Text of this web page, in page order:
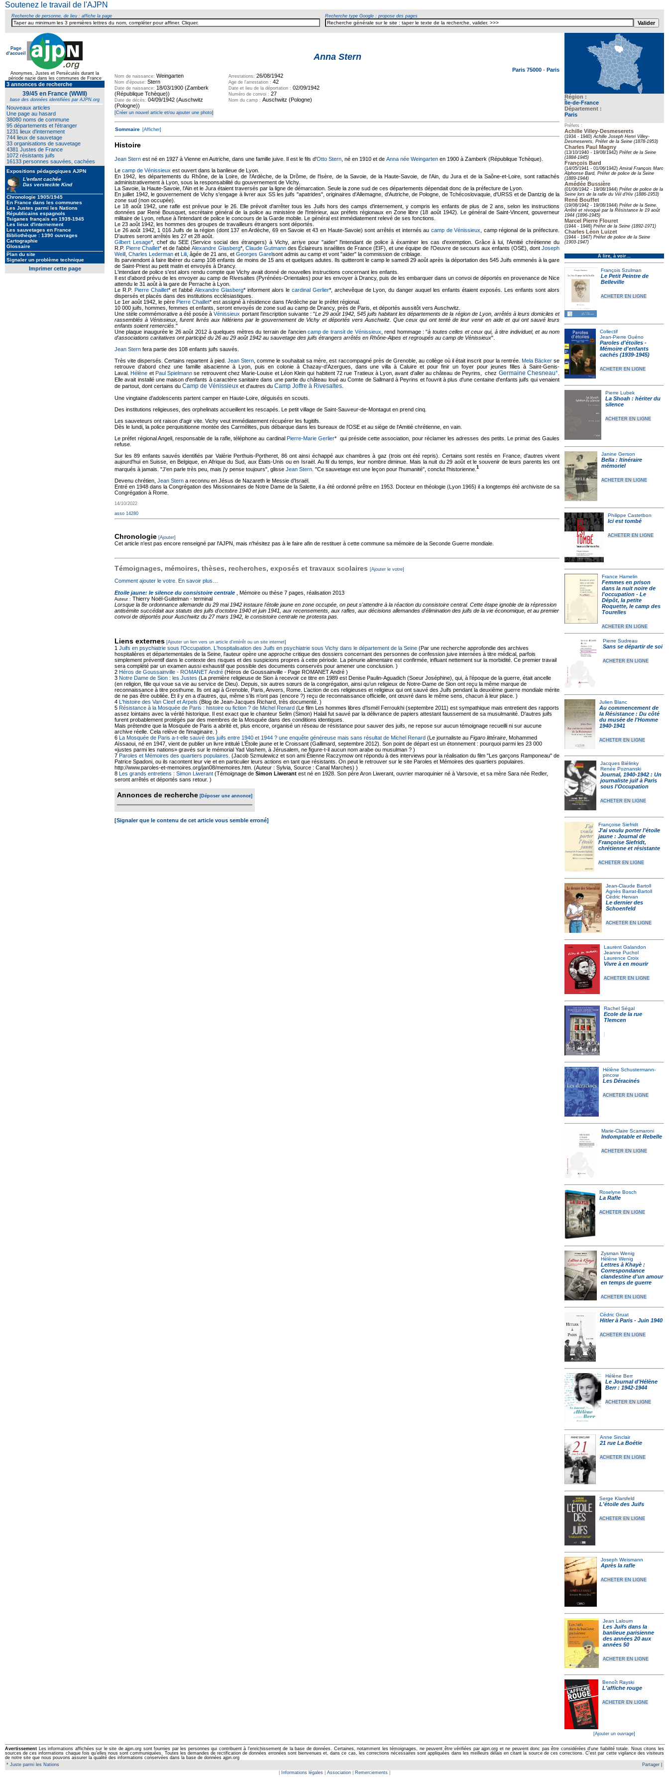
Soutenez le travail de l'AJPN
Recherche de personne, de lieu : affiche la page Recherche type Google : propose des pages
Page
d'accueil
Anonymes, Justes et Persécutés durant la
période nazie dans les communes de France
3 annonces de recherche
39/45 en France (WWII)
base des données identifiées par AJPN.org
Nouveaux articles
Une page au hasard
38080 noms de commune
95 départements et l'étranger
1231 lieux d'internement
744 lieux de sauvetage
33 organisations de sauvetage
4381 Justes de France
1072 résistants juifs
16133 personnes sauvées, cachées
Expositions pédagogiques AJPN
L'enfant cachée
Das versteckte Kind
Chronologie 1905/1945
En France dans les communes
Les Justes parmi les Nations
Républicains espagnols
Tsiganes français en 1939-1945
Les lieux d'internement
Les sauvetages en France
Bibliothèque : 1390 ouvrages
Cartographie
Glossaire
Plan du site
Signaler un problème technique
Imprimer cette page
Région :
Île-de-France
Département :
Paris
Préfets :
Achille Villey-Desmeserets
(1934 - 1940)Achille Joseph Henri Villey-
Desmeserets, Préfet de la Seine (1878-1953)
Charles Paul Magny
(13/10/1940 - 19/08/1942) Préfet de la Seine
(1884-1945)
François Bard
(14/05/1941 - 01/06/1942)Amiral François Marc
Alphonse Bard, Préfet de police de la Seine
(1889-1944)
Amédée Bussière
(01/06/1942 - 19/08/1944) Préfet de police de la
Seine lors de la rafle du Vél d’Hiv (1886-1953)
René Bouffet
(19/08/1942 - 19/08/1944) Préfet de la Seine.
Arrêté et révoqué par la Résistance le 19 août
1944 (1896-1945)
Marcel Pierre Flouret
(1944 - 1946) Préfet de la Seine (1892-1971)
Charles Léon Luizet
(1944 - 1947) Préfet de police de la Seine
(1903-1947)
À lire, à voir…
François Szulman
Le Petit Peintre de
Belleville
ACHETER EN LIGNE
Collectif
Jean-Pierre Guéno
Paroles d'étoiles -
Mémoire d'enfants
cachés (1939-1945)
ACHETER EN LIGNE
Pierre Lubek
La Shoah : hériter du
silence
ACHETER EN LIGNE
Janine Gerson
Bella : Itinéraire
mémoriel
ACHETER EN LIGNE
Philippe Castetbon
Ici est tombé
ACHETER EN LIGNE
France Hamelin
Femmes en prison
dans la nuit noire de
l'occupation - Le
Dépôt, la petite
Roquette, le camp des
Tourelles
ACHETER EN LIGNE
Pierre Sudreau
Sans se départir de soi
ACHETER EN LIGNE
Julien Blanc
Au commencement de
la Résistance : Du côté
du musée de l'Homme
1940-1941
ACHETER EN LIGNE
Jacques Biélinky
Renée Poznanski
Journal, 1940-1942 : Un
journaliste juif à Paris
sous l'Occupation
ACHETER EN LIGNE
Françoise Siefridt
J'ai voulu porter l'étoile
jaune : Journal de
Françoise Siefridt,
chrétienne et résistante
ACHETER EN LIGNE
Jean-Claude Bartoll
Agnès Barrat-Bartoll
Cédric Hervan
Le dernier des
Schoenfeld
ACHETER EN LIGNE
Laurent Galandon
Jeanne Puchol
Laurence Croix
Vivre à en mourir
ACHETER EN LIGNE
Rachel Ségal
Ecole de la rue
Tlemcen
Hélène Schustermann-
pincow
Les Déracinés
ACHETER EN LIGNE
Marie-Claire Scamaroni
Indomptable et Rebelle
ACHETER EN LIGNE
Roselyne Bosch
La Rafle
ACHETER EN LIGNE
Zysman Wenig
Hélène Wenig
Lettres à Khayè :
Correspondance
clandestine d'un amour
en temps de guerre
ACHETER EN LIGNE
Cédric Gruat
Hitler à Paris - Juin 1940
ACHETER EN LIGNE
Hélène Berr
Le Journal d'Hélène
Berr : 1942-1944
ACHETER EN LIGNE
Anne Sinclair
21 rue La Boétie
ACHETER EN LIGNE
Serge Klarsfeld
L'étoile des Juifs
ACHETER EN LIGNE
Joseph Weismann
Après la rafle
ACHETER EN LIGNE
Jean Laloum
Les Juifs dans la
banlieue parisienne
des années 20 aux
années 50
ACHETER EN LIGNE
Benoît Rayski
L'affiche rouge
ACHETER EN LIGNE
[Ajouter un ouvrage]
Anna Stern
Paris 75000 - Paris
Nom de naissance: Weingarten
Nom d'épouse: Stern
Date de naissance: 18/03/1900 (Zamberk
(République Tchèque))
Date de décès: 04/09/1942 (Auschwitz
(Pologne))
Arrestations: 26/08/1942
Age de l'arrestation : 42
Date et lieu de la déportation : 02/09/1942
Numéro de convoi : 27
Nom du camp : Auschwitz (Pologne)
[Créer un nouvel article et/ou ajouter une photo]
Sommaire [Afficher]
Histoire
Jean Stern est né en 1927 à Vienne en Autriche, dans une famille juive. Il est le fils d'Otto Stern , né en 1910 et de Anna née Weingarten en 1900 à Zamberk (République Tchèque).
Le camp de Vénissieux est ouvert dans la banlieue de Lyon.
En 1942, les départements du Rhône, de la Loire, de l'Ardèche, de la Drôme, de l'Isère, de la Savoie, de la Haute-Savoie, de l'Ain, du Jura et de la Saône-et-Loire, sont rattachés
administrativement à Lyon, sous la responsabilité du gouvernement de Vichy.
La Savoie, la Haute-Savoie, l'Ain et le Jura étaient traversés par la ligne de démarcation. Seule la zone sud de ces départements dépendait donc de la préfecture de Lyon.
En juillet 1942, le gouvernement de Vichy s'engage à livrer aux SS les juifs "apatrides", originaires d'Allemagne, d'Autriche, de Pologne, de Tchécoslovaquie, d'URSS et de Dantzig de la
zone sud (non occupée).
Le 18 août 1942, une rafle est prévue pour le 26. Elle prévoit d'arrêter tous les Juifs hors des camps d'internement, y compris les enfants de plus de 2 ans, selon les instructions
données par René Bousquet, secrétaire général de la police au ministère de l'Intérieur, aux préfets régionaux en Zone libre (18 août 1942). Le général de Saint-Vincent, gouverneur
militaire de Lyon, refuse à l'intendant de police le concours de la Garde mobile. Le général est immédiatement relevé de ses fonctions.
Le 23 août 1942, les hommes des groupes de travailleurs étrangers sont déportés.
Le 26 août 1942, 1 016 Juifs de la région (dont 137 en Ardèche, 69 en Savoie et 43 en Haute-Savoie) sont arrêtés et internés au camp de Vénissieux , camp régional de la préfecture.
D'autres seront arrêtés les 27 et 28 août.
Gilbert Lesage*, chef du SEE (Service social des étrangers) à Vichy, arrive pour "aider" l'intendant de police à éxaminer les cas d'exemption. Grâce à lui, l'Amitié chrétienne du
R.P.Pierre Chaillet* et de l'abbéAlexandre Glasberg*, Claude Gutmanndes Éclaireurs israélites de France (EIF), et une équipe de l'Oeuvre de secours aux enfants (OSE), dontJoseph
Weill Charles Lederman et Lili , âgée de 21 ans, et Georges Garelsont admis au camp et vont "aider" la commission de criblage.
Ils parviendont à faire libérer du camp 108 enfants de moins de 15 ans et quelques adutes. Ils quitteront le camp le samedi 29 août après la déportation des 545 Juifs emmenés à la gare
de Saint-Priest au petit matin et envoyés à Drancy.
L'intendant de police s'est alors rendu compte que Vichy avait donné de nouvelles instructions concernant les enfants.
Il est d'abord prévu de les envoyer au camp de Rivesaltes (Pyrénées-Orientales) pour les envoyer à Drancy, puis de les embarquer dans un convoi de déportés en provenance de Nice
attendu le 31 août à la gare de Perrache à Lyon.
Le R.P. Pierre Chaillet* et l'abbé Alexandre Glasberg* informent alors le cardinal Gerlier*, archevêque de Lyon, du danger auquel les enfants étaient exposés. Les enfants sont alors
dispersés et placés dans des institutions ecclésiastiques.
Le 1er août 1942, le père Pierre Chaillet* est assigné à résidence dans l'Ardèche par le préfet régional.
10 000 juifs, hommes, femmes et enfants, seront envoyés de zone sud au camp de Drancy, près de Paris, et déportés aussitôt vers Auschwitz.
Une stèle commémorative a été posée àVénissieux portant l'inscription suivante : "Le 29 août 1942, 545 juifs habitant les départements de la région de Lyon, arrêtés à leurs domiciles et
rassemblés à Vénissieux, furent livrés aux hitlériens par le gouvernement de Vichy et déportés vers Auschwitz. Que ceux qui ont tenté de leur venir en aide et qui ont sauvé leurs
enfants soient remerciés ."
Une plaque inaugurée le 26 août 2012 à quelques mètres du terrain de l'ancien camp de transit de Vénissieux , rend hommage : "à toutes celles et ceux qui, à titre individuel, et au nom
d'associations caritatives ont participé du 26 au 29 août 1942 au sauvetage des juifs étrangers arrêtés en Rhône-Alpes et regroupés au camp de Vénissieux".
Jean Stern fera partie des 108 enfants juifs sauvés.
Très vite dispersés. Certains repartent à pied. Jean Stern, comme le souhaitait sa mère, est raccompagné près de Grenoble, au collège où il était inscrit pour la rentrée. Mela Bäckerse
retrouve d'abord chez une famille alsacienne à Lyon, puis en colonie à Chazay-d'Azergues, dans une villa à Caluire et pour finir un foyer pour jeunes filles à Saint-Genis-
Laval.Hélène et Paul Spielmann se retrouvent chez Marie-Louise et Léon Klein qui habitent 72 rue Tratieux à Lyon, avant d'aller au château de Peyrins, chez Germaine Chesneau*
Elle avait installé une maison d'enfants à caractère sanitaire dans une partie du château loué au Comte de Sallmard à Peyrins et l'ouvrit à plus d'une centaine d'enfants juifs qui venaient
de partout, dont certains du Camp de Vénissieux et d'autres du Camp Joffre à Rivesaltes
Une vingtaine d'adolescents partent camper en Haute-Loire, déguisés en scouts.
Des institutions religieuses, des orphelinats accueillent les rescapés. Le petit village de Saint-Sauveur-de-Montagut en prend cinq.
Les sauveteurs ont raison d'agir vite. Vichy veut immédiatement récupérer les fugitifs.
Dès le lundi, la police perquisitionne montée des Carmélites, puis débarque dans les bureaux de l'OSE et au siège de l'Amitié chrétienne, en vain.
Le préfet régional Angeli, responsable de la rafle, téléphone au cardinal Pierre-Marie Gerlier* qui préside cette association, pour réclamer les adresses des petits. Le primat des Gaules
refuse.
Sur les 89 enfants sauvés identifiés par Valérie Perthuis-Portheret, 86 ont ainsi échappé aux chambres à gaz (trois ont été repris). Certains sont restés en France, d'autres vivent
aujourd'hui en Suisse, en Belgique, en Afrique du Sud, aux États-Unis ou en Israël. Au fil du temps, leur nombre diminue. Mais la nuit du 29 août et le souvenir de leurs parents les ont
marqués à jamais. "J'en parle très peu, mais j'y pense toujours", glisse Jean Stern . "Ce sauvetage est une leçon pour l'humanité", conclut l'historienne. 1
Devenu chrétien, Jean Stern a reconnu en Jésus de Nazareth le Messie d’Israël.
Entré en 1948 dans la Congrégation des Missionnaires de Notre Dame de la Salette, il a été ordonné prêtre en 1953. Docteur en théologie (Lyon 1965) il a longtemps été archiviste de sa
Congrégation à Rome.
14/10/2022
asso 14280
Chronologie [Ajouter]
Cet article n'est pas encore renseigné par l'AJPN, mais n'hésitez pas à le faire afin de restituer à cette commune sa mémoire de la Seconde Guerre mondiale.
Témoignages, mémoires, thèses, recherches, exposés et travaux scolaires [Ajouter le votre]
Comment ajouter le votre. En savoir plus…
Etoile jaune: le silence du consistoire centrale , Mémoire ou thèse 7 pages, réalisation 2013
Auteur : Thierry Noël-Guitelman - terminal
Lorsque la 8e ordonnance allemande du 29 mai 1942 instaure l'étoile jaune en zone occupée, on peut s'attendre à la réaction du consistoire central. Cette étape ignoble de la répression
antisémite succédait aux statuts des juifs d'octobre 1940 et juin 1941, aux recensements, aux rafles, aux décisions allemandes d'élimination des juifs de la vie économique, et au premier
convoi de déportés pour Auschwitz du 27 mars 1942, le consistoire centrale ne protesta pas.
Liens externes [Ajouter un lien vers un article d'intérêt ou un site internet]
1 Juifs en psychiatrie sous l'Occupation. L'hospitalisation des Juifs en psychiatrie sous Vichy dans le département de la Seine (Par une recherche approfondie des archives
hospitalières et départementales de la Seine, l'auteur opère une approche critique des dossiers concernant des personnes de confession juive internées à titre médical, parfois
simplement préventif dans le contexte des risques et des suspicions propres à cette période. La pénurie alimentaire est confirmée, influant nettement sur la morbidité. Ce premier travail
sera complété par un examen aussi exhaustif que possible des documents conservés pour amener une conclusion. )
2 Héros de Goussainville - ROMANET André (Héros de Goussainville - Page ROMANET André )
3 Notre Dame de Sion : les Justes (La première religieuse de Sion à recevoir ce titre en 1989 est Denise Paulin-Aguadich (Soeur Joséphine), qui, à l’époque de la guerre, était ancelle
(en religion, fille qui voue sa vie au service de Dieu). Depuis, six autres sœurs de la congrégation, ainsi qu’un religieux de Notre-Dame de Sion ont reçu la même marque de
reconnaissance à titre posthume. Ils ont agi à Grenoble, Paris, Anvers, Rome. L’action de ces religieuses et religieux qui ont sauvé des Juifs pendant la deuxième guerre mondiale mérite
de ne pas être oubliée. Et il y en a d’autres, qui, même s’ils n’ont pas (encore ?) reçu de reconnaissance officielle, ont œuvré dans le même sens, chacun à leur place. )
4 L'histoire des Van Cleef et Arpels (Blog de Jean-Jacques Richard, très documenté. )
5 Résistance à la Mosquée de Paris : histoire ou fiction ? de Michel Renard (Le film Les hommes libres d'Ismël Ferroukhi (septembre 2011) est sympathique mais entretient des rapports
assez lointains avec la vérité historique. Il est exact que le chanteur Selim (Simon) Halali fut sauvé par la délivrance de papiers attestant faussement de sa musulmanité. D'autres juifs
furent probablement protégés par des membres de la Mosquée dans des conditions identiques.
Mais prétendre que la Mosquée de Paris a abrité et, plus encore, organisé un réseau de résistance pour sauver des juifs, ne repose sur aucun témoignage recueilli ni sur aucune
archive réelle. Cela relève de l'imaginaire. )
6 La Mosquée de Paris a-t-elle sauvé des juifs entre 1940 et 1944 ? une enquête généreuse mais sans résultat de Michel Renard (Le journaliste au Figaro littéraire , Mohammed
Aïssaoui, né en 1947, vient de publier un livre intitulé L’Étoile jaune et le Croissant (Gallimard, septembre 2012). Son point de départ est un étonnement : pourquoi parmi les 23 000
«justes parmi les nations» gravés sur le mémorial Yad Vashem, à Jérusalem, ne figure-t-il aucun nom arabe ou musulman ? )
7 Paroles et Mémoires des quartiers populaires. (Jacob Szmulewicz et son ami Étienne Raczymow ont répondu à des interviews pour la réalisation du film "Les garçons Ramponeau" de
Patrice Spadoni, ou ils racontent leur vie et en particulier leurs actions en tant que résistants. On peut le retrouver sur le site Paroles et Mémoires des quartiers populaires.
http://www.paroles-et-memoires.org/jan08/memoires.htm. (Auteur : Sylvia, Source : Canal Marches) )
8 Les grands entretiens : Simon Liwerant (Témoignage de Simon Liwerant est né en 1928. Son père Aron Liwerant, ouvrier maroquinier né à Varsovie, et sa mère Sara née Redler,
seront arrêtés et déportés sans retour. )
Annonces de recherche [Déposer une annonce]
[Signaler que le contenu de cet article vous semble erroné]
Avertissement Les informations affichées sur le site de ajpn.org sont fournies par les personnes qui contribuent à l'enrichissement de la base de données. Certaines, notamment les témoignages, ne peuvent être vérifiées par ajpn.org et ne peuvent donc pas être considérées d'une fiabilité totale. Nous citons les
sources de ces informations chaque fois qu'elles nous sont communiquées. Toutes les demandes de rectification de données erronées sont bienvenues et, dans ce cas, les corrections nécessaires sont appliquées dans les meilleurs délais en citant la source de ces corrections. C'est par cette vigilance des visiteurs
de notre site que nous pouvons assurer la qualité des informations conservées dans la base de données ajpn.org
* Juste parmi les Nations
Partager
Informations légales Association Remerciements